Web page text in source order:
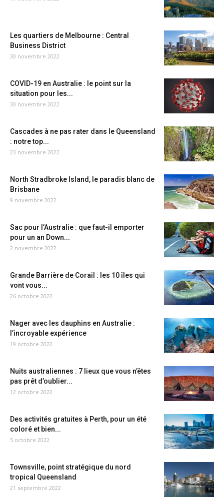
Les quartiers de Melbourne : Central
Business District
30 novembre 2022
COVID-19 en Australie : le point sur la
situation pour les...
30 novembre 2022
Cascades à ne pas rater dans le Queensland
: notre top...
23 novembre 2022
North Stradbroke Island, le paradis blanc de
Brisbane
9 novembre 2022
Sac pour l’Australie : que faut-il emporter
pour un an Down...
2 novembre 2022
Grande Barrière de Corail : les 10 îles qui
vont vous...
26 octobre 2022
Nager avec les dauphins en Australie :
l’incroyable expérience
19 octobre 2022
Nuits australiennes : 7 lieux que vous n’êtes
pas prêt d’oublier...
12 octobre 2022
Des activités gratuites à Perth, pour un été
coloré et bien...
5 octobre 2022
Townsville, point stratégique du nord
tropical Queensland
21 septembre 2022